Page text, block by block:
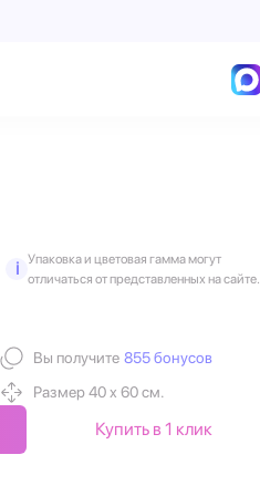
i
Упаковка и цветовая гамма могут
отличаться от представленных на сайте.
Вы получите 855 бонусов
Размер 40 х 60 см.
Купить в 1 клик